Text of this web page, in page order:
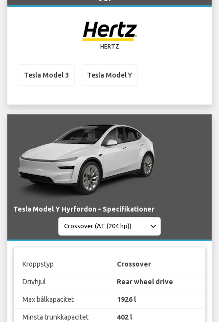
HERTZ
Tesla Model 3 Tesla Model Y
Tesla Model Y Hyrfordon – Specifikationer
Kroppstyp Crossover
Drivhjul Rear wheel drive
Max bålkapacitet 1926 l
Minsta trunkkapacitet 402 l